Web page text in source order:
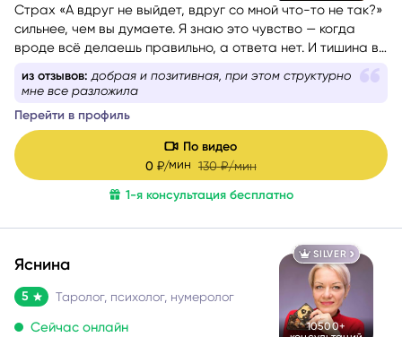
10 лет опыта
Сейчас онлайн
Страх «А вдруг не выйдет, вдруг со мной что-то не так?»
сильнее, чем вы думаете. Я знаю это чувство — когда
вроде всё делаешь правильно, а ответа нет. И тишина в
голове невыносима.
мне все разложила
Перейти в профиль
По видео
0 ₽/мин130 ₽/мин
SILVER
Яснина
5 Таролог, психолог, нумеролог